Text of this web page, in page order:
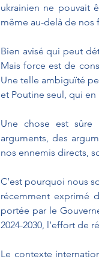
ukrainien ne pouvait
même au-delà de nos
Bien avisé qui peut
Mais force est de
Une telle ambiguïté
et Poutine seul, qui
Une chose est sûre
arguments, des
nos ennemis directs,
C’est pourquoi nous
récemment exprimé
portée par le
2024-2030, l’effort de
Le contexte